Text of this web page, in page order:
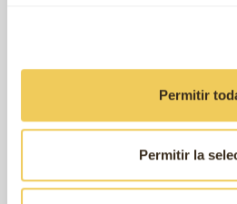
Permitir
Permitir la